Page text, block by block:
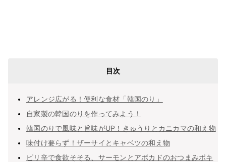
目次
アレンジ広がる！便利な食材「韓国のり」
自家製の韓国のりを作ってみよう！
韓国のりで風味と旨味がUP！きゅうりとカニカマの和え物
味付け要らず！ザーサイとキャベツの和え物
ピリ辛で食欲そそる、サーモンとアボカドのおつまみポキ